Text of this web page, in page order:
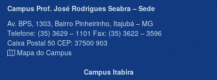
Campus Prof. José Rodrigues Seabra – Sede
Av. BPS, 1303, Bairro Pinheirinho, Itajubá – MG
Telefone: (35) 3629 – 1101 Fax: (35) 3622 – 3596
Caixa Postal 50 CEP: 37500 903
Mapa do Campus
Campus Itabira